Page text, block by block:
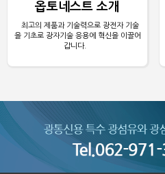
옵토네스트 소개
최고의 제품과 기술력으로 광전자 기술
을 기초로 광자기술 응용에 혁신을 이끌어
갑니다.